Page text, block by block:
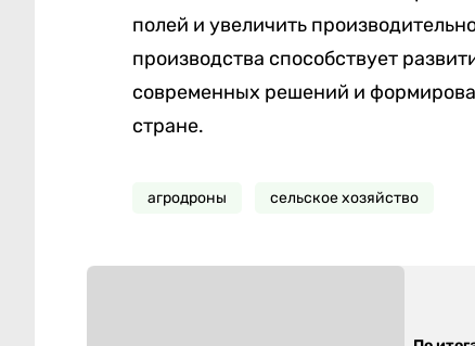
полей и увеличить
производства способствует
современных решений и
стране.
агродроны сельское хозяйство